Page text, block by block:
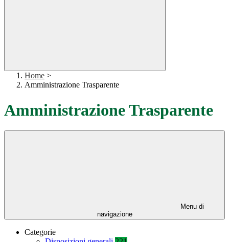
Home >
Amministrazione Trasparente
Amministrazione Trasparente
Menu di
navigazione
Categorie